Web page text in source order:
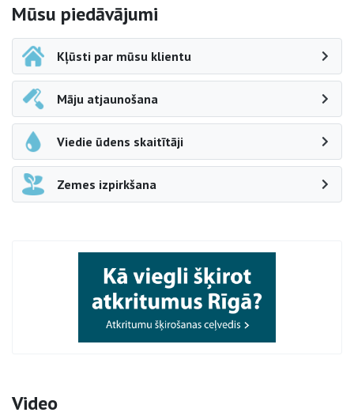
Sāna navigācija
Mūsu piedāvājumi
Kļūsti par mūsu klientu
Māju atjaunošana
Viedie ūdens skaitītāji
Zemes izpirkšana
Video